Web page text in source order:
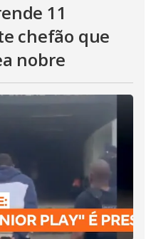
11
chefão que
nobre